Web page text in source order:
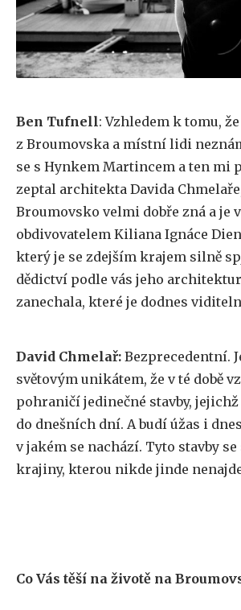
Ben Tufnell: Vzhledem k tomu,
z Broumovska a místní lidi
se s Hynkem Martincem a ten mi
zeptal architekta Davida
Broumovsko velmi dobře zná a je
obdivovatelem Kiliana Ignáce
který je se zdejším krajem silně
dědictví podle vás jeho
zanechala, které je dodnes
David Chmelař: Bezprecedentní.
světovým unikátem, že v té době
pohraničí jedinečné stavby,
do dnešních dní. A budí úžas i
v jakém se nachází. Tyto stavby
krajiny, kterou nikde jinde
Co Vás těší na životě na